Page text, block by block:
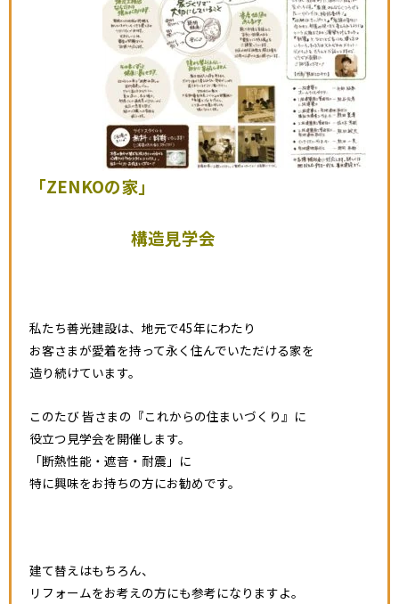
「ZENKOの家」
構造見学会
私たち善光建設は、地元で45年にわたり
お客さまが愛着を持って永く住んでいただける家を
造り続けています。
このたび 皆さまの『これからの住まいづくり』に
役立つ見学会を開催します。
「断熱性能・遮音・耐震」に
特に興味をお持ちの方にお勧めです。
建て替えはもちろん、
リフォームをお考えの方にも参考になりますよ。